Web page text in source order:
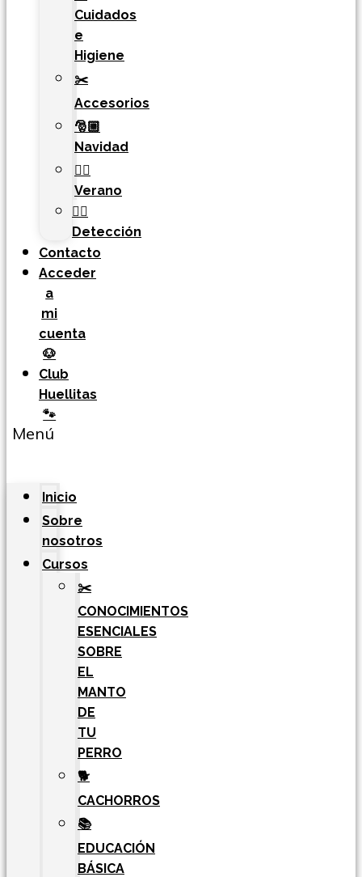
Cuidados
e
Higiene
✂️
Accesorios
🎅🏼
Navidad
🏄‍♀️
Verano
🐕‍🦺
Detección
Contacto
Acceder
a
mi
cuenta
🐶
Club
Huellitas
🐾
Menú
Inicio
Sobre
nosotros
Cursos
✂️
CONOCIMIENTOS
ESENCIALES
SOBRE
EL
MANTO
DE
TU
PERRO
🐕
CACHORROS
📚
EDUCACIÓN
BÁSICA